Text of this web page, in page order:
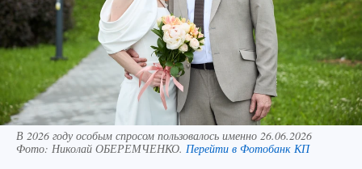
В 2026 году особым спросом пользовалось именно 26.06.2026
Фото: Николай ОБЕРЕМЧЕНКО. Перейти в Фотобанк КП